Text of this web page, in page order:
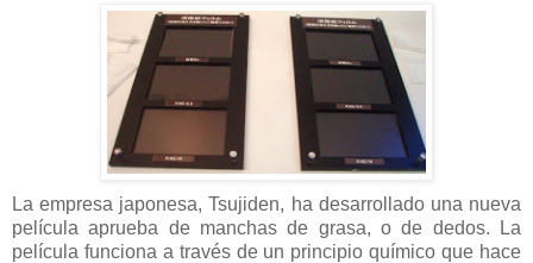
La empresa japonesa, Tsujiden, ha desarrollado una nueva
película aprueba de manchas de grasa, o de dedos. La
película funciona a través de un principio químico que hace